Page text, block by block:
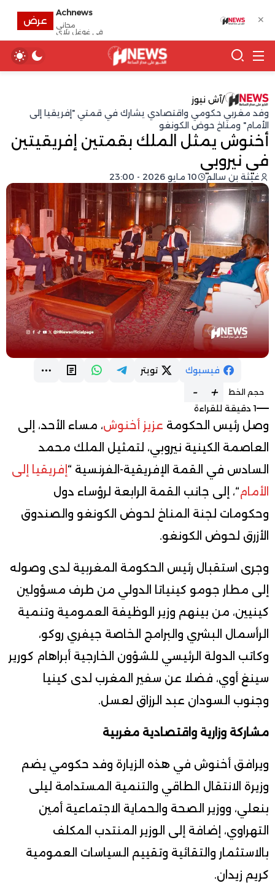
/آش نيوز
وفد مغربي حكومي واقتصادي يشارك في قمتي "إفريقيا إلى
الأمام" ومناخ حوض الكونغو
أخنوش يمثل الملك بقمتين إفريقيتين
في نيروبي
غيثة بن سالم 10 مايو 2026 - 23:00
فيسبوك تويتر
حجم الخط +
-
1 دقيقة للقراءة
وصل رئيس الحكومة عزيز أخنوش، مساء الأحد، إلى
العاصمة الكينية نيروبي، لتمثيل الملك محمد
السادس في القمة الإفريقية-الفرنسية “ إفريقيا إلى
الأمام“، إلى جانب القمة الرابعة لرؤساء دول
وحكومات لجنة المناخ لحوض الكونغو والصندوق
الأزرق لحوض الكونغو.
وجرى استقبال رئيس الحكومة المغربية لدى وصوله
إلى مطار جومو كينياتا الدولي من طرف مسؤولين
كينيين، من بينهم وزير الوظيفة العمومية وتنمية
الرأسمال البشري والبرامج الخاصة جيفري روكو،
وكاتب الدولة الرئيسي للشؤون الخارجية أبراهام كورير
سينغ أوي، فضلا عن سفير المغرب لدى كينيا
وجنوب السودان عبد الرزاق لعسل.
مشاركة وزارية واقتصادية مغربية
ويرافق أخنوش في هذه الزيارة وفد حكومي يضم
وزيرة الانتقال الطاقي والتنمية المستدامة ليلى
بنعلي، ووزير الصحة والحماية الاجتماعية أمين
التهراوي، إضافة إلى الوزير المنتدب المكلف
بالاستثمار والتقائية وتقييم السياسات العمومية
كريم زيدان.
✕
Achnews
مجانى
في غوغل بلاي
عرض